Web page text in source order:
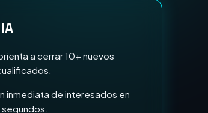
a cerrar 10+ nuevos